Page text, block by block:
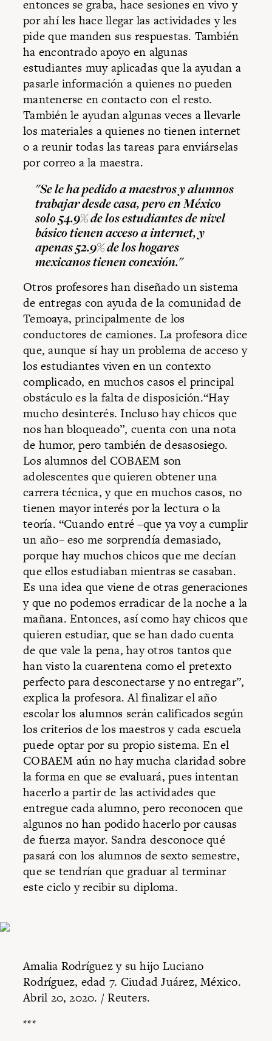
entonces se graba, hace sesiones en vivo y
por ahí les hace llegar las actividades y les
pide que manden sus respuestas. También
ha encontrado apoyo en algunas
estudiantes muy aplicadas que la ayudan a
pasarle información a quienes no pueden
mantenerse en contacto con el resto.
También le ayudan algunas veces a llevarle
los materiales a quienes no tienen internet
o a reunir todas las tareas para enviárselas
por correo a la maestra.
"Se le ha pedido a maestros y alumnos
trabajar desde casa, pero en México
solo 54.9% de los estudiantes de nivel
básico tienen acceso a internet, y
apenas 52.9% de los hogares
mexicanos tienen conexión."
Otros profesores han diseñado un sistema
de entregas con ayuda de la comunidad de
Temoaya, principalmente de los
conductores de camiones. La profesora dice
que, aunque sí hay un problema de acceso y
los estudiantes viven en un contexto
complicado, en muchos casos el principal
obstáculo es la falta de disposición.“Hay
mucho desinterés. Incluso hay chicos que
nos han bloqueado”, cuenta con una nota
de humor, pero también de desasosiego.
Los alumnos del COBAEM son
adolescentes que quieren obtener una
carrera técnica, y que en muchos casos, no
tienen mayor interés por la lectura o la
teoría. “Cuando entré –que ya voy a cumplir
un año– eso me sorprendía demasiado,
porque hay muchos chicos que me decían
que ellos estudiaban mientras se casaban.
Es una idea que viene de otras generaciones
y que no podemos erradicar de la noche a la
mañana. Entonces, así como hay chicos que
quieren estudiar, que se han dado cuenta
de que vale la pena, hay otros tantos que
han visto la cuarentena como el pretexto
perfecto para desconectarse y no entregar”,
explica la profesora. Al finalizar el año
escolar los alumnos serán calificados según
los criterios de los maestros y cada escuela
puede optar por su propio sistema. En el
COBAEM aún no hay mucha claridad sobre
la forma en que se evaluará, pues intentan
hacerlo a partir de las actividades que
entregue cada alumno, pero reconocen que
algunos no han podido hacerlo por causas
de fuerza mayor. Sandra desconoce qué
pasará con los alumnos de sexto semestre,
que se tendrían que graduar al terminar
este ciclo y recibir su diploma.
Amalia Rodríguez y su hijo Luciano
Rodríguez, edad 7. Ciudad Juárez, México.
Abril 20, 2020. / Reuters.
***